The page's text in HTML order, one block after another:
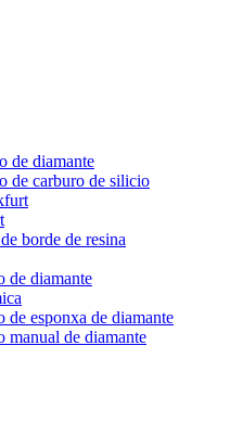
de diamante
de carburo de silicio
borde de resina
de diamante
esponxa de diamante
de diamante